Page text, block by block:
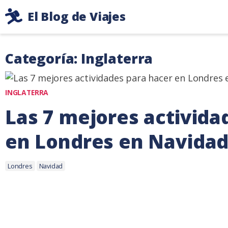
al
contenido
El Blog de Viajes
Consejos
viaje
de
Categoría: Inglaterra
INGLATERRA
Las 7 mejores
en Londres en Navidad
16
Etiquetas:
Londres Navidad